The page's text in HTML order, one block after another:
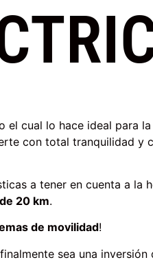
el cual lo hace ideal para
con total tranquilidad y
a tener en cuenta a la
20 km.
de movilidad!
sea una